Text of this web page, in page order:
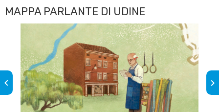
MAPPA PARLANTE DI UDINE
keyboard_arrow_left keyboard_arrow_right